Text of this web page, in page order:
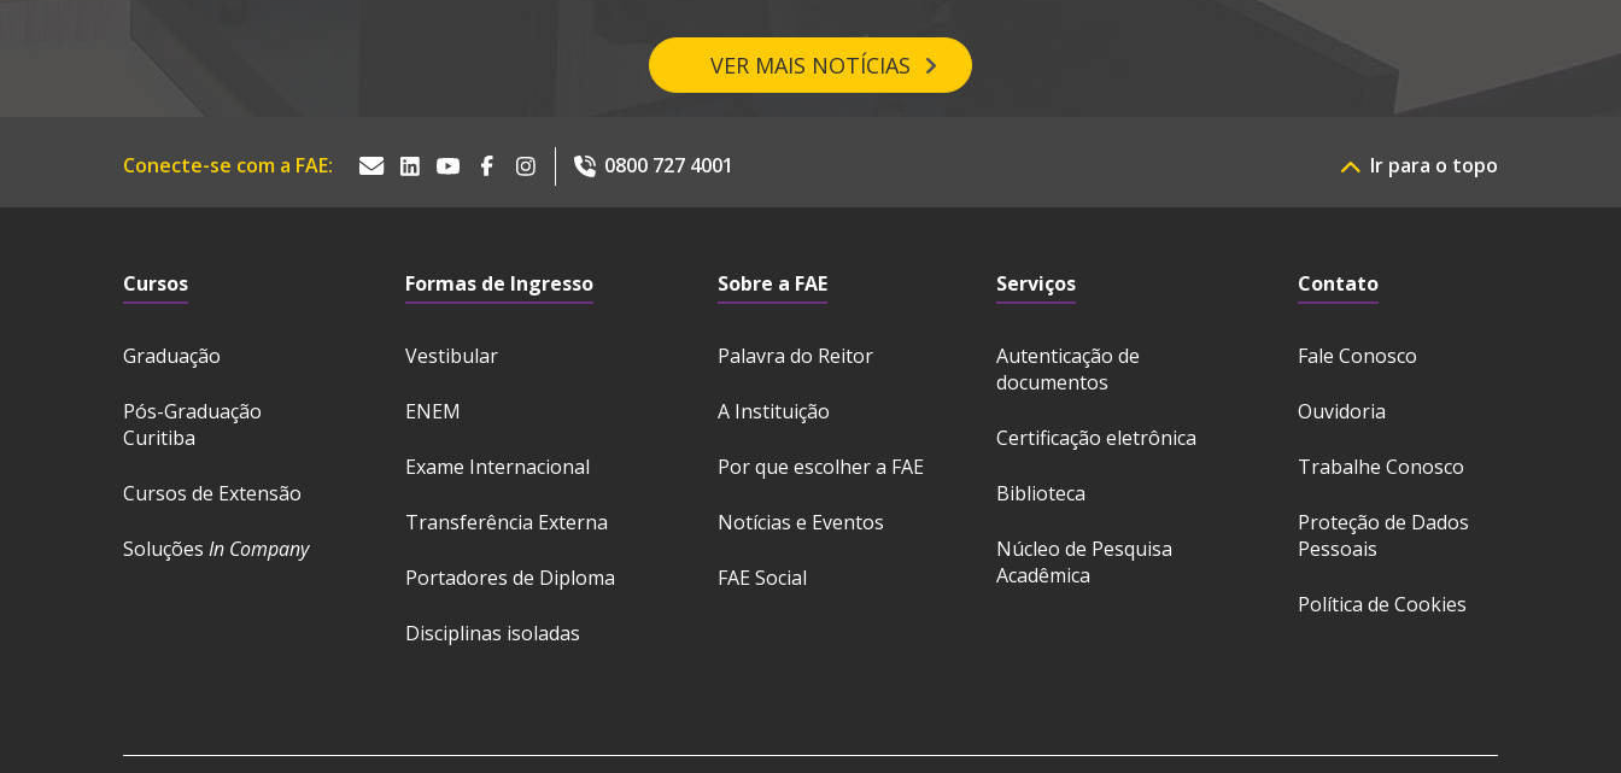
VER MAIS NOTÍCIAS
Conecte-se com a FAE: 0800 727 4001 Ir para o topo
Cursos
Graduação
Pós-Graduação
Curitiba
Cursos de Extensão
Soluções In Company
Formas de Ingresso
Vestibular
ENEM
Exame Internacional
Transferência Externa
Portadores de Diploma
Disciplinas isoladas
Sobre a FAE
Palavra do Reitor
A Instituição
Por que escolher a FAE
Notícias e Eventos
FAE Social
Serviços
Autenticação de
documentos
Certificação eletrônica
Biblioteca
Núcleo de Pesquisa
Acadêmica
Contato
Fale Conosco
Ouvidoria
Trabalhe Conosco
Proteção de Dados
Pessoais
Política de Cookies